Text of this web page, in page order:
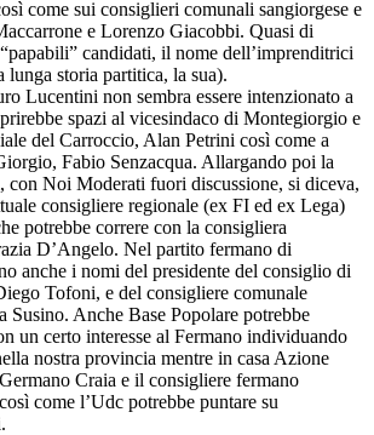
come sui consiglieri comunali sangiorgese e
e Lorenzo Giacobbi. Quasi di
candidati, il nome dell’imprenditrici
storia partitica, la sua).
Lucentini non sembra essere intenzionato a
spazi al vicesindaco di Montegiorgio e
del Carroccio, Alan Petrini così come a
Fabio Senzacqua. Allargando poi la
con Noi Moderati fuori discussione, si diceva,
consigliere regionale (ex FI ed ex Lega)
potrebbe correre con la consigliera
D’Angelo. Nel partito fermano di
anche i nomi del presidente del consiglio di
Tofoni, e del consigliere comunale
Susino. Anche Base Popolare potrebbe
un certo interesse al Fermano individuando
nostra provincia mentre in casa Azione
Craia e il consigliere fermano
come l’Udc potrebbe puntare su